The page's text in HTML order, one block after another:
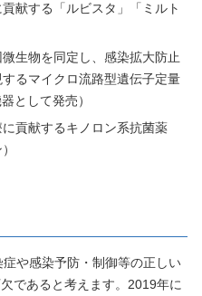
献する「ルビスタ」「ミルト
生物を同定し、感染拡大防止
るマイクロ流路型遺伝子定量
として発売）
貢献するキノロン系抗菌薬
や感染予防・制御等の正しい
であると考えます。2019年に